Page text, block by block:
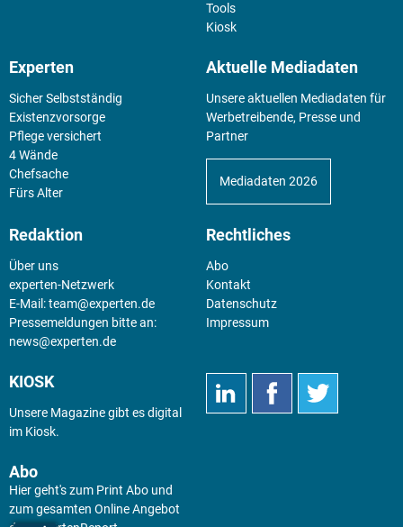
Tools
Kiosk
Experten
Sicher Selbstständig
Existenz­vorsorge
Pflege versichert
4 Wände
Chefsache
Fürs Alter
Aktuelle Mediadaten
Unsere aktuellen Mediadaten für
Werbetreibende, Presse und
Partner
Mediadaten 2026
Redaktion
Über uns
experten-Netzwerk
E-Mail:team@experten.de
Pressemeldungen bitte an:
news@experten.de
Rechtliches
Abo
Kontakt
Datenschutz
Impressum
KIOSK
Unsere Magazine gibt es digital
im Kiosk.
Abo
Hier geht's zum Print Abo und
zum gesamten Online Angebot